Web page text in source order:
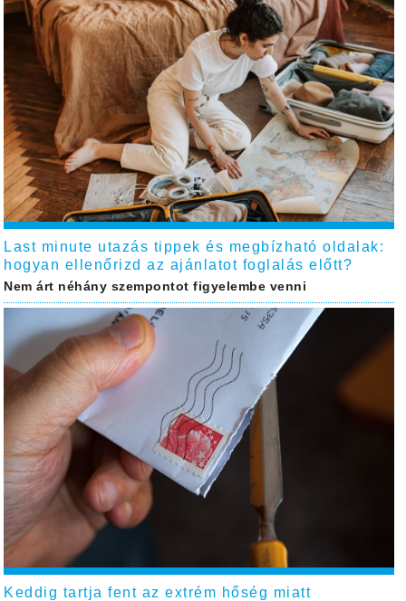
Last minute utazás tippek és megbízható oldalak:
hogyan ellenőrizd az ajánlatot foglalás előtt?
Nem árt néhány szempontot figyelembe venni
Keddig tartja fent az extrém hőség miatt